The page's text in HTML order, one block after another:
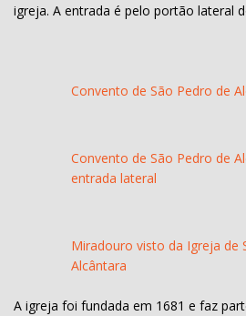
igreja. A entrada é pelo portão lateral
Convento de São Pedro de
Convento de São Pedro de
entrada lateral
Miradouro visto da Igreja de
Alcântara
A igreja foi fundada em 1681 e faz